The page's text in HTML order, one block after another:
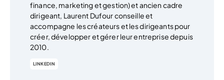
finance, marketing et gestion) et ancien cadre
dirigeant, Laurent Dufour conseille et
accompagne les créateurs et les dirigeants pour
créer, développer et gérer leur entreprise depuis
2010.
LINKEDIN